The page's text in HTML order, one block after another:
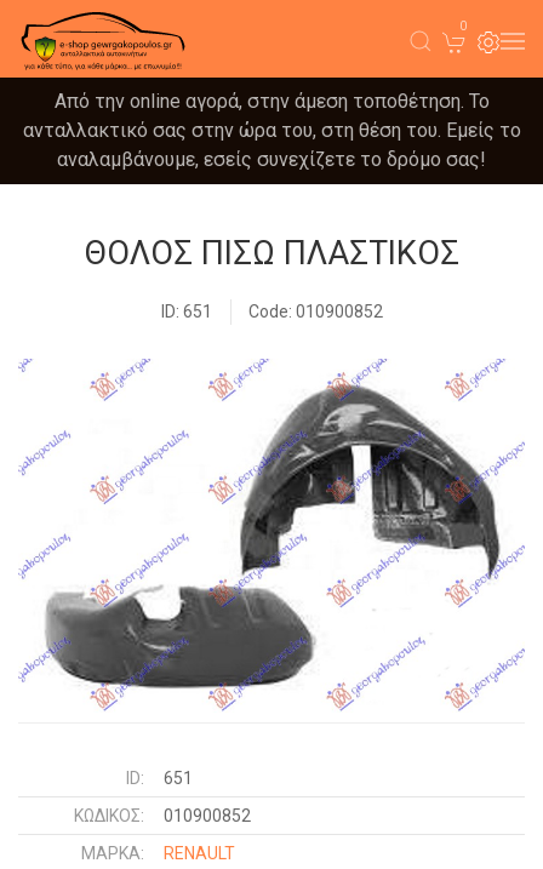
0
Από την online αγορά, στην άμεση τοποθέτηση. Το
ανταλλακτικό σας στην ώρα του, στη θέση του. Εμείς το
αναλαμβάνουμε, εσείς συνεχίζετε το δρόμο σας!
ΘΟΛΟΣ ΠΙΣΩ ΠΛΑΣΤΙΚΟΣ
ID: 651 Code: 010900852
ID:
651
ΚΩΔΙΚΌΣ:
010900852
ΜΑΡΚΑ:
RENAULT